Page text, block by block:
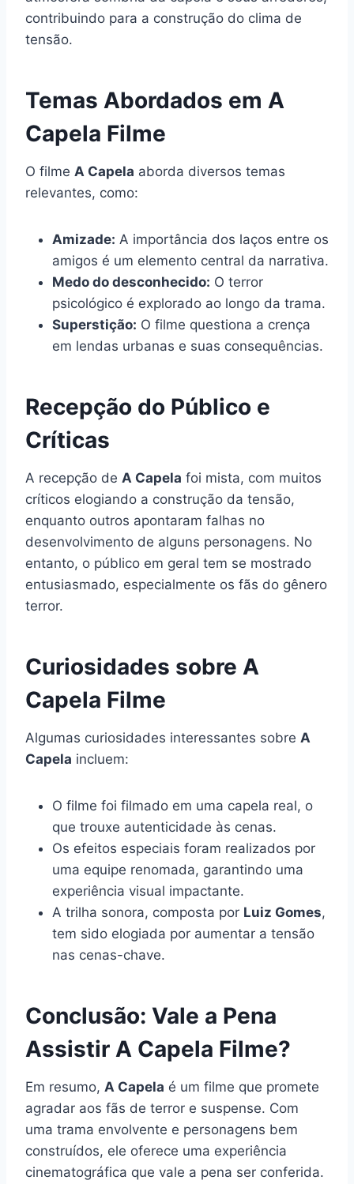
contribuindo para a construção do clima de
tensão.
Temas Abordados em A
Capela Filme
O filme A Capela aborda diversos temas
relevantes, como:
Amizade: A importância dos laços entre os
amigos é um elemento central da narrativa.
Medo do desconhecido: O terror
psicológico é explorado ao longo da trama.
Superstição: O filme questiona a crença
em lendas urbanas e suas consequências.
Recepção do Público e
Críticas
A recepção de A Capela foi mista, com muitos
críticos elogiando a construção da tensão,
enquanto outros apontaram falhas no
desenvolvimento de alguns personagens. No
entanto, o público em geral tem se mostrado
entusiasmado, especialmente os fãs do gênero
terror.
Curiosidades sobre A
Capela Filme
Algumas curiosidades interessantes sobre A
Capela incluem:
O filme foi filmado em uma capela real, o
que trouxe autenticidade às cenas.
Os efeitos especiais foram realizados por
uma equipe renomada, garantindo uma
experiência visual impactante.
A trilha sonora, composta por Luiz Gomes,
tem sido elogiada por aumentar a tensão
nas cenas-chave.
Conclusão: Vale a Pena
Assistir A Capela Filme?
Em resumo, A Capela é um filme que promete
agradar aos fãs de terror e suspense. Com
uma trama envolvente e personagens bem
construídos, ele oferece uma experiência
cinematográfica que vale a pena ser conferida.